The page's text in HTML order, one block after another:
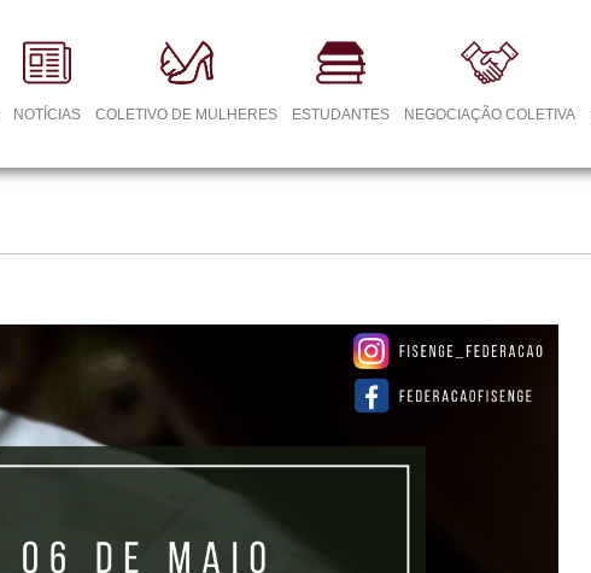
NOTÍCIAS COLETIVO DE MULHERES ESTUDANTES NEGOCIAÇÃO COLETIVA